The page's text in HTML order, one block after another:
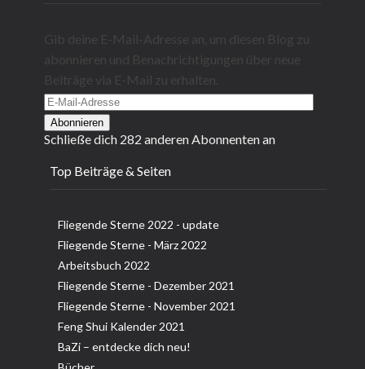
Gib deine E-Mail-Adresse an, um diesen Blog zu
abonnieren und Benachrichtigungen über neue
Beiträge via E-Mail zu erhalten.
E-
Mail-
Adresse
Abonnieren
Schließe dich 282 anderen Abonnenten an
Top Beiträge & Seiten
Fliegende Sterne 2022 - update
Fliegende Sterne - März 2022
Arbeitsbuch 2022
Fliegende Sterne - Dezember 2021
Fliegende Sterne - November 2021
Feng Shui Kalender 2021
BaZi – entdecke dich neu!